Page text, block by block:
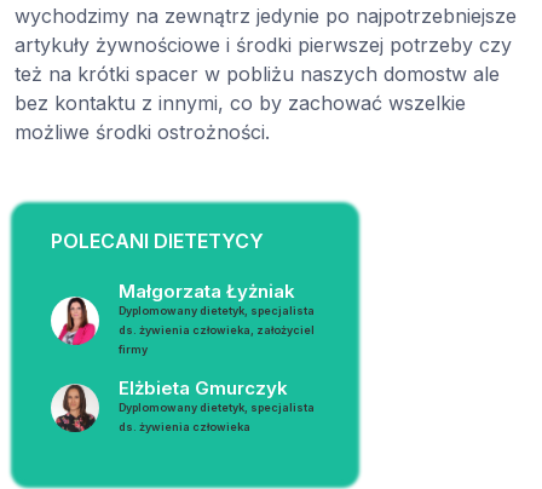
wychodzimy na zewnątrz jedynie po najpotrzebniejsze
artykuły żywnościowe i środki pierwszej potrzeby czy
też na krótki spacer w pobliżu naszych domostw ale
bez kontaktu z innymi, co by zachować wszelkie
możliwe środki ostrożności.
POLECANI DIETETYCY
Małgorzata Łyżniak
Dyplomowany dietetyk, specjalista
ds. żywienia człowieka, założyciel
firmy
Elżbieta Gmurczyk
Dyplomowany dietetyk, specjalista
ds. żywienia człowieka